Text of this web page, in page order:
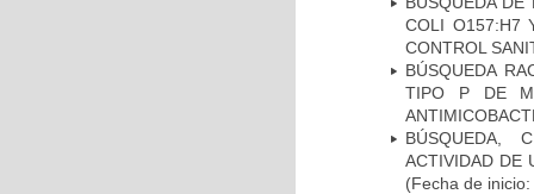
COLI O157:H7
CONTROL
BÚSQUEDA
TIPO P DE
BÚSQUEDA,
ACTIVIDAD DE
(Fecha de